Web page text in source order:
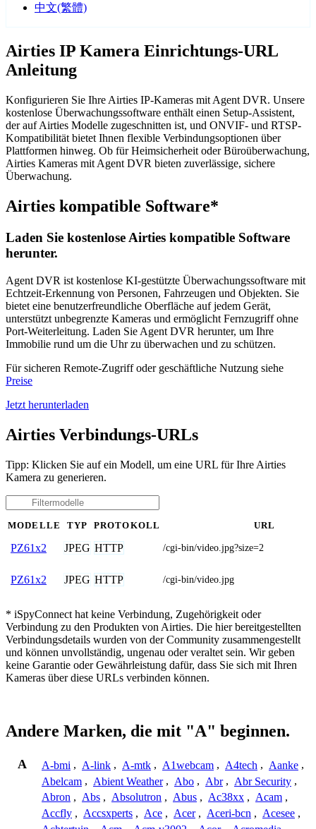
中文(繁體)
Airties IP Kamera Einrichtungs-URL
Anleitung
Konfigurieren Sie Ihre Airties IP-Kameras mit Agent DVR. Unsere
kostenlose Überwachungssoftware enthält einen Setup-Assistent,
der auf Airties Modelle zugeschnitten ist, und ONVIF- und RTSP-
Kompatibilität bietet Ihnen flexible Verbindungsoptionen über
Plattformen hinweg. Ob für Heimsicherheit oder Büroüberwachung,
Airties Kameras mit Agent DVR bieten zuverlässige, sichere
Überwachung.
Airties kompatible Software*
Laden Sie kostenlose Airties kompatible Software
herunter.
Agent DVR ist kostenlose KI-gestützte Überwachungssoftware mit
Echtzeit-Erkennung von Personen, Fahrzeugen und Objekten. Sie
bietet eine benutzerfreundliche Oberfläche auf jedem Gerät,
unterstützt unbegrenzte Kameras und ermöglicht Fernzugriff ohne
Port-Weiterleitung. Laden Sie Agent DVR herunter, um Ihre
Immobilie rund um die Uhr zu überwachen und zu schützen.
Für sicheren Remote-Zugriff oder geschäftliche Nutzung siehe
Preise
Jetzt herunterladen
Airties Verbindungs-URLs
Tipp: Klicken Sie auf ein Modell, um eine URL für Ihre Airties
Kamera zu generieren.
MODELLE TYP PROTOKOLL URL
PZ61x2 JPEG HTTP /cgi-bin/video.jpg?size=2
PZ61x2 JPEG HTTP /cgi-bin/video.jpg
* iSpyConnect hat keine Verbindung, Zugehörigkeit oder
Verbindung zu den Produkten von Airties. Die hier bereitgestellten
Verbindungsdetails wurden von der Community zusammengestellt
und können unvollständig, ungenau oder veraltet sein. Wir geben
keine Garantie oder Gewährleistung dafür, dass Sie sich mit Ihren
Kameras über diese URLs verbinden können.
Andere Marken, die mit "A" beginnen.
A A-bmi , A-link , A-mtk , A1webcam , A4tech , Aanke ,
Abelcam , Abient Weather , Abo , Abr , Abr Security ,
Abron , Abs , Absolutron , Abus , Ac38xx , Acam ,
Accfly , Accsxperts , Ace , Acer , Aceri-bcn , Acesee ,